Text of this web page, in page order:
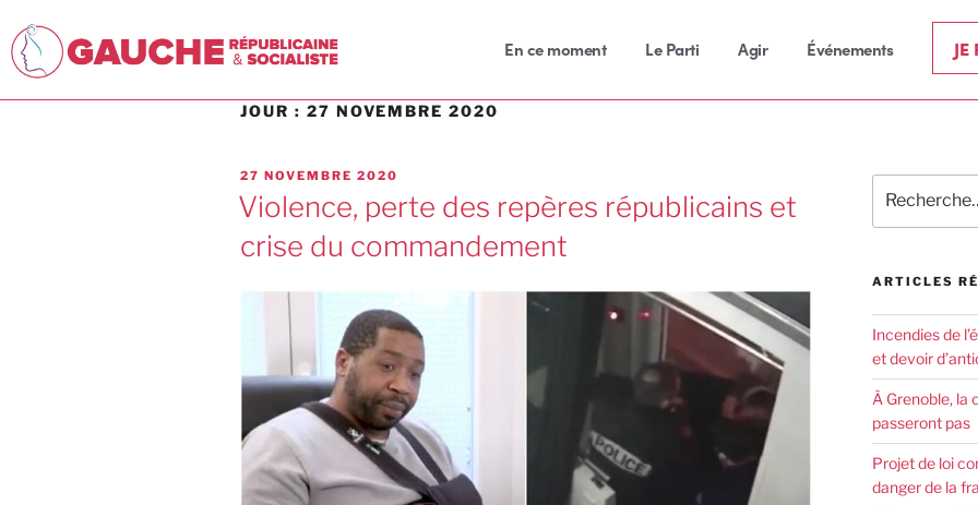
En ce moment Le Parti Agir Événements JE
JOUR : 27 NOVEMBRE 2020
27 NOVEMBRE 2020
Violence, perte des repères républicains et
crise du commandement
ARTICLES
Incendies de
et devoir
À Grenoble, la
passeront pas
Projet de loi
danger de la